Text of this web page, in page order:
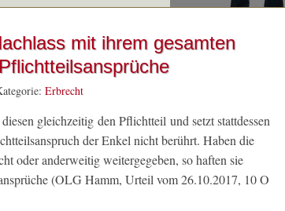
mit ihrem gesamten
Erbrecht
gleichzeitig den Pflichtteil und setzt stattdessen
der Enkel nicht berührt. Haben die
oder anderweitig weitergegeben, so haften sie
(OLG Hamm, Urteil vom 26.10.2017, 10 O